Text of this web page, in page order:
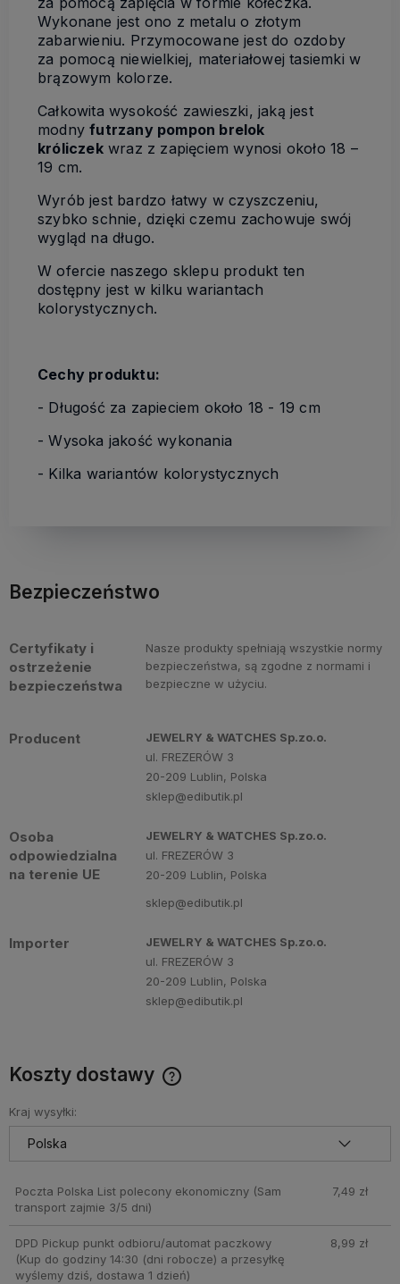
Wykonane jest ono z metalu o złotym
zabarwieniu. Przymocowane jest do ozdoby
za pomocą niewielkiej, materiałowej tasiemki w
brązowym kolorze.
Całkowita wysokość zawieszki, jaką jest
modnyfutrzany pompon brelok
króliczekwraz z zapięciem wynosi około 18 –
19 cm.
Wyrób jest bardzo łatwy w czyszczeniu,
szybko schnie, dzięki czemu zachowuje swój
wygląd na długo.
W ofercie naszego sklepu produkt ten
dostępny jest w kilku wariantach
kolorystycznych.
Cechy produktu:
- Długość za zapieciem około 18 - 19 cm
- Wysoka jakość wykonania
- Kilka wariantów kolorystycznych
Bezpieczeństwo
Certyfikaty i
ostrzeżenie
bezpieczeństwa
Nasze produkty spełniają wszystkie normy
bezpieczeństwa, są zgodne z normami i
bezpieczne w użyciu.
Producent
JEWELRY & WATCHES Sp.zo.o.
ul. FREZERÓW 3
20-209 Lublin, Polska
sklep@edibutik.pl
Osoba
odpowiedzialna
na terenie UE
JEWELRY & WATCHES Sp.zo.o.
ul. FREZERÓW 3
20-209 Lublin, Polska
sklep@edibutik.pl
Importer
JEWELRY & WATCHES Sp.zo.o.
ul. FREZERÓW 3
20-209 Lublin, Polska
sklep@edibutik.pl
Koszty dostawy
Kraj wysyłki:
Poczta Polska List polecony ekonomiczny (Sam
transport zajmie 3/5 dni)
7,49 zł
DPD Pickup punkt odbioru/automat paczkowy
(Kup do godziny 14:30 (dni robocze) a przesyłkę
wyślemy dziś, dostawa 1 dzień)
8,99 zł